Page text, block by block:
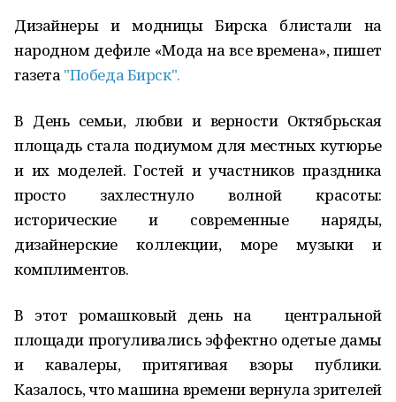
Дизайнеры и модницы Бирска блистали на
народном дефиле «Мода на все времена», пишет
газета "Победа Бирск".
В День семьи, любви и верности Октябрьская
площадь стала подиумом для местных кутюрье
и их моделей. Гостей и участников праздника
просто захлестнуло волной красоты:
исторические и современные наряды,
дизайнерские коллекции, море музыки и
комплиментов.
В этот ромашковый день на центральной
площади прогуливались эффектно одетые дамы
и кавалеры, притягивая взоры публики.
Казалось, что машина времени вернула зрителей